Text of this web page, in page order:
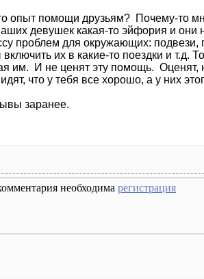
опыт помощи друзьям? Почему-то
девушек какая-то эйфория и они
проблем для окружающих:
включить их в какие-то поездки и т.д.
им. И не ценят эту помощь. Оценят,
что у тебя все хорошо, а у них
заранее.
необходима регистрация